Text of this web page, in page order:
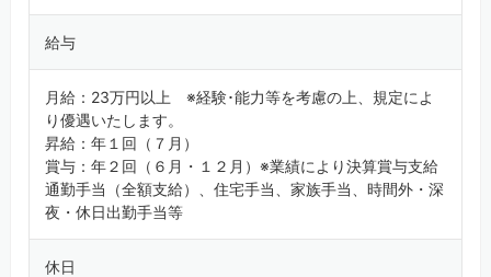
給与
月給：23万円以上 ※経験･能力等を考慮の上、規定によ
り優遇いたします。
昇給：年１回（７月）
賞与：年２回（６月・１２月）※業績により決算賞与支給
通勤手当（全額支給）、住宅手当、家族手当、時間外・深
夜・休日出勤手当等
休日